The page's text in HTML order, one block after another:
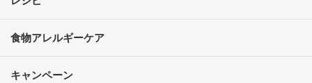
食物アレルギーケア
キャンペーン